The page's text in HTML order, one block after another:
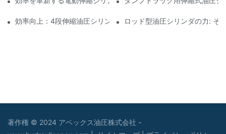
効率向上：4段伸縮油圧シリンダーのメリットロッド型油圧シリンダの力: そ
著作権 © 2024 アペックス油圧株式会社 -